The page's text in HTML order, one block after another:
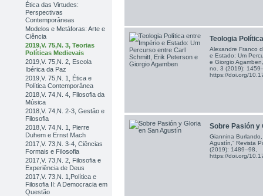
Ética das Virtudes:
Perspectivas
Contemporâneas
Modelos e Metáforas: Arte e
Ciência
2019,V. 75,N. 3, Teorias
Políticas Medievais
2019,V. 75,N. 2, Escola
Ibérica da Paz
2019,V. 75,N. 1, Ética e
Política Contemporânea
2018,V. 74,N. 4, Filosofia da
Música
2018,V. 74,N. 2-3, Gestão e
Filosofia
2018,V. 74,N. 1, Pierre
Duhem e Ernst Mach
2017,V. 73,N. 3-4, Ciências
Formais e Filosofia
2017,V. 73,N. 2, Filosofia e
Experiência de Deus
2017,V. 73,N. 1,Política e
Filosofia II: A Democracia em
Questão
Teologia
Alexandre Franco
e Estado: Um
e Giorgio
no. 3 (2019):
https://doi.org/
Sobre Pasión y
Giannina
Agustín,” Revista
(2019): 1489–98,
https://doi.org/